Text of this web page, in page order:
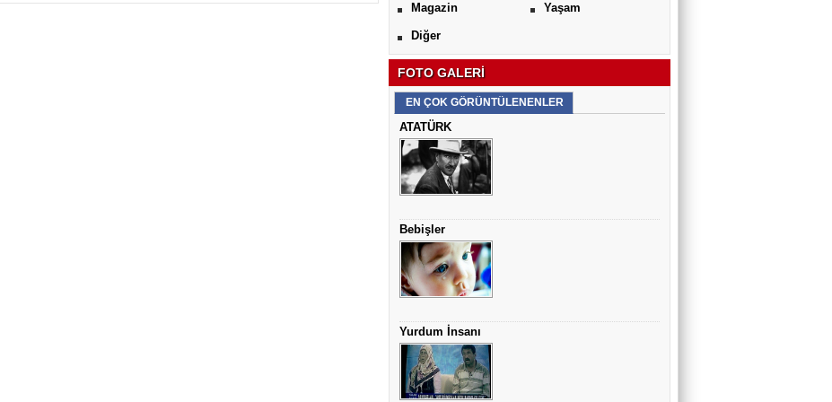
Magazin Yaşam
Diğer
FOTO GALERİ
EN ÇOK GÖRÜNTÜLENENLER
ATATÜRK
Bebişler
Yurdum İnsanı